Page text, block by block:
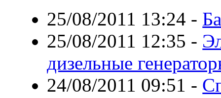
25/08/2011 13:24 -
25/08/2011 12:35 -
дизельные
24/08/2011 09:51 -